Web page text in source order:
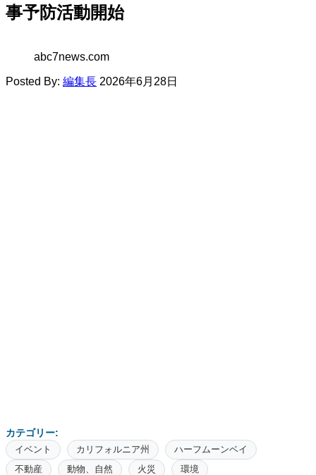
事予防活動開始
abc7news.com
Posted By: 編集長 2026年6月28日
カテゴリー:
イベント カリフォルニア州
ハーフムーンベイ
不動産
動物、自然 火災 環境